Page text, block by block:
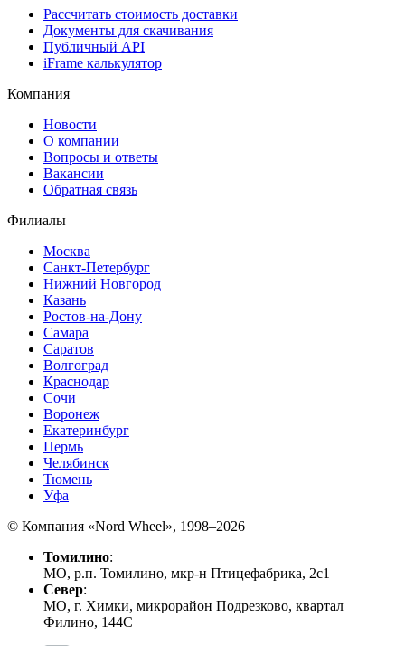
Рассчитать стоимость доставки
Документы для скачивания
Публичный API
iFrame калькулятор
Компания
Новости
О компании
Вопросы и ответы
Вакансии
Обратная связь
Филиалы
Москва
Санкт-Петербург
Нижний Новгород
Казань
Ростов-на-Дону
Самара
Саратов
Волгоград
Краснодар
Сочи
Воронеж
Екатеринбург
Пермь
Челябинск
Тюмень
Уфа
© Компания «Nord Wheel», 1998–2026
Томилино:
МО, р.п. Томилино, мкр-н Птицефабрика, 2с1
Север:
МО, г. Химки, микрорайон Подрезково, квартал
Филино, 144C